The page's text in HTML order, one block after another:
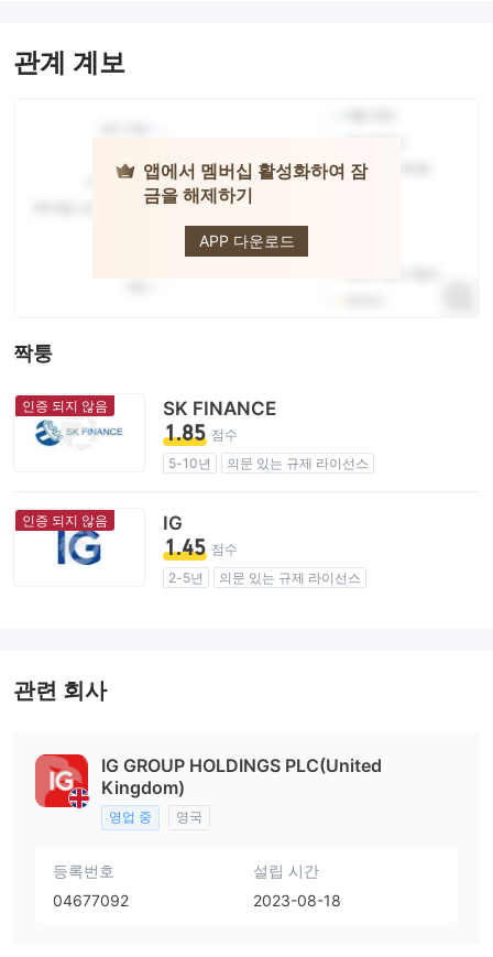
관계 계보
앱에서 멤버십 활성화하여 잠
금을 해제하기
APP 다운로드
IG
짝퉁
인증 되지 않음 SK FINANCE
1.85 점수
5-10년
의문 있는 규제 라이선스
인증 되지 않음
IG
1.45 점수
2-5년
의문 있는 규제 라이선스
관련 회사
IG GROUP HOLDINGS PLC(United
Kingdom)
영업 중 영국
등록번호
04677092
설립 시간
2023-08-18